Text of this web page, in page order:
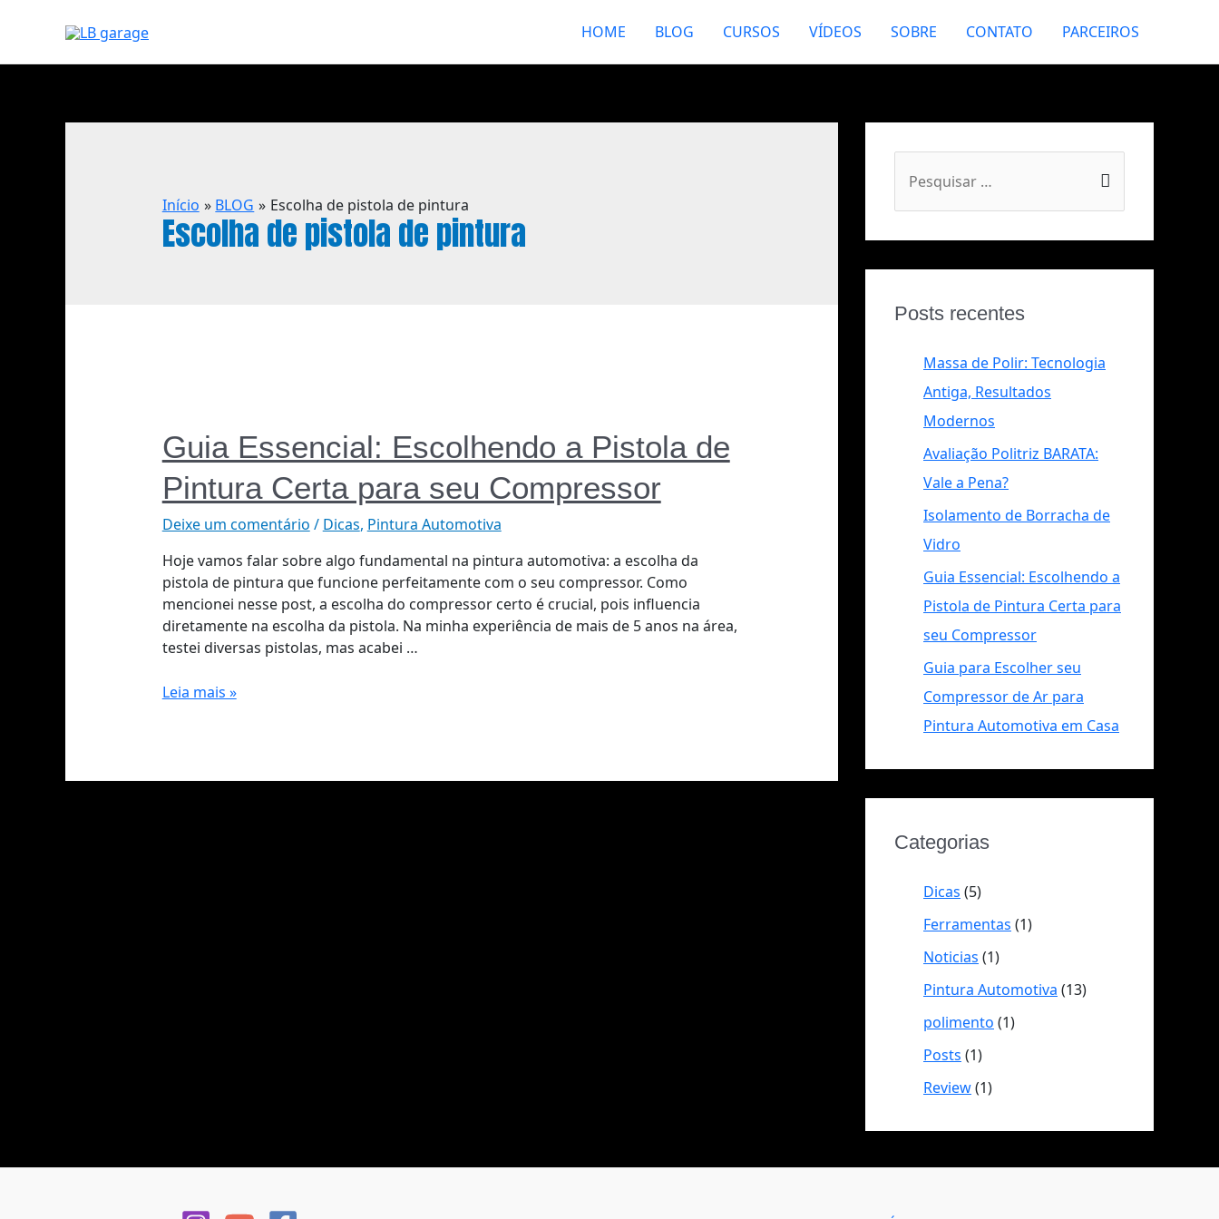
HOME BLOG CURSOS VÍDEOS SOBRE CONTATO PARCEIROS
Início BLOG Escolha de pistola de pintura
Escolha de pistola de pintura
Guia Essencial: Escolhendo a Pistola de
Pintura Certa para seu Compressor
Deixe um comentário / Dicas, Pintura Automotiva
Hoje vamos falar sobre algo fundamental na pintura automotiva: a escolha da
pistola de pintura que funcione perfeitamente com o seu compressor. Como
mencionei nesse post, a escolha do compressor certo é crucial, pois influencia
diretamente na escolha da pistola. Na minha experiência de mais de 5 anos na área,
testei diversas pistolas, mas acabei …
Leia mais »
Posts recentes
Massa de Polir: Tecnologia
Antiga, Resultados
Modernos
Avaliação Politriz BARATA:
Vale a Pena?
Isolamento de Borracha de
Vidro
Guia Essencial: Escolhendo a
Pistola de Pintura Certa para
seu Compressor
Guia para Escolher seu
Compressor de Ar para
Pintura Automotiva em Casa
Categorias
Dicas (5)
Ferramentas (1)
Noticias (1)
Pintura Automotiva (13)
polimento (1)
Posts (1)
Review(1)